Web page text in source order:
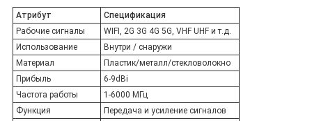
Атрибут
Спецификация
Рабочие сигналы
WIFI, 2G 3G 4G 5G, VHF UHF и т.д.
Использование
Внутри / снаружи
Материал
Пластик/металл/стекловолокно
Прибыль
6-9dBi
Частота работы
1-6000 МГц
Функция
Передача и усиление сигналов